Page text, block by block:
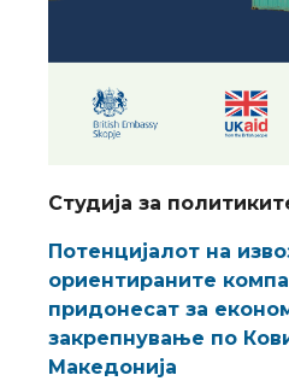
Студија за
Потенцијалот на
ориентираните
придонесат за
закрепнување по
Македонија